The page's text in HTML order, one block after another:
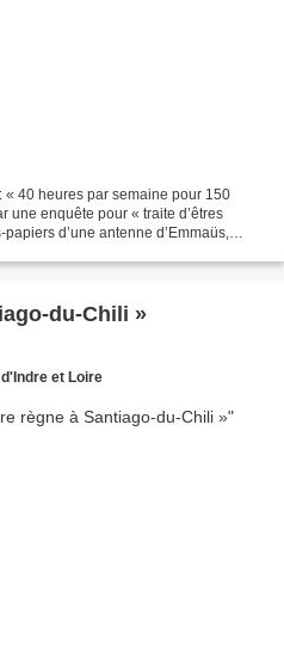
40 heures par semaine pour 150
une enquête pour « traite d’êtres
d’une antenne d’Emmaüs,
du-Chili »
et Loire